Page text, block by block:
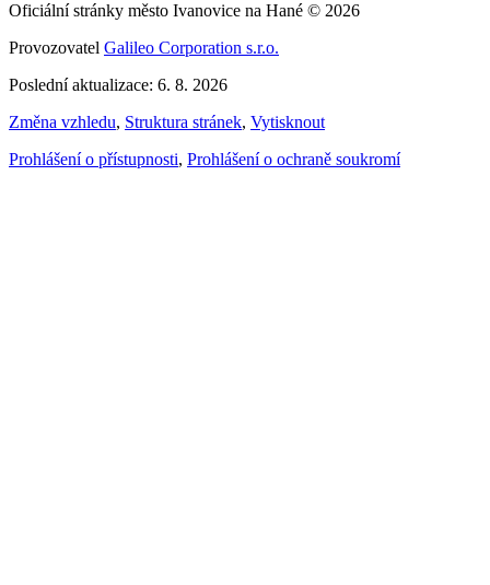
Oficiální stránky město Ivanovice na Hané © 2026
Provozovatel Galileo Corporation s.r.o.
Poslední aktualizace: 6. 8. 2026
Změna vzhledu, Struktura stránek, Vytisknout
Prohlášení o přístupnosti, Prohlášení o ochraně soukromí